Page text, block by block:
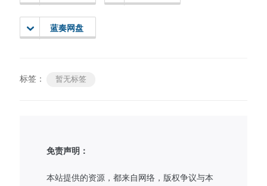
蓝奏网盘
标签： 暂无标签
免责声明：
本站提供的资源，都来自网络，版权争议与本